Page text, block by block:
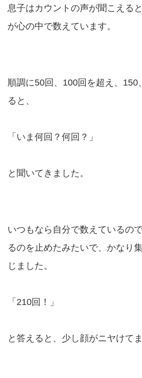
息子はカウントの声が聞こえる
が心の中で数えています。
順調に50回、100回を超え、150
ると、
「いま何回？何回？」
と聞いてきました。
いつもなら自分で数えているの
るのを止めたみたいで、かなり
じました。
「210回！」
と答えると、少し顔がニヤけて